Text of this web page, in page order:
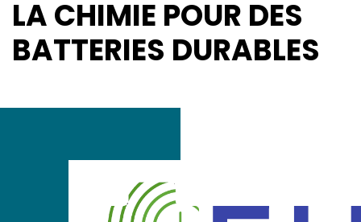
LA CHIMIE POUR DES
BATTERIES DURABLES